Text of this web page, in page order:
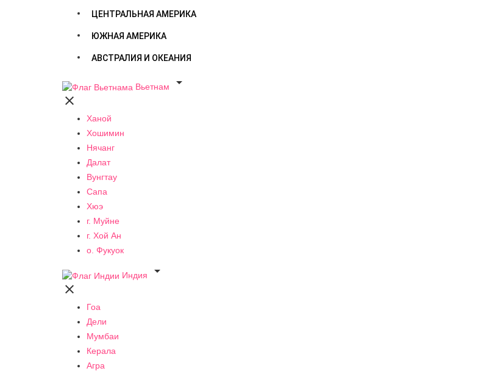
ЦЕНТРАЛЬНАЯ АМЕРИКА
ЮЖНАЯ АМЕРИКА
АВСТРАЛИЯ И ОКЕАНИЯ
Вьетнам


Ханой
Хошимин
Нячанг
Далат
Вунгтау
Сапа
Хюэ
г. Муйне
г. Хой Ан
о. Фукуок
Индия


Гоа
Дели
Мумбаи
Керала
Агра